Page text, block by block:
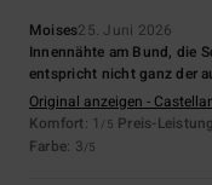
Moises25. Juni 2026
Innennähte am Bund, die
entspricht nicht ganz der
Original anzeigen -
Komfort: 1 /5 Preis-
Farbe: 3/5